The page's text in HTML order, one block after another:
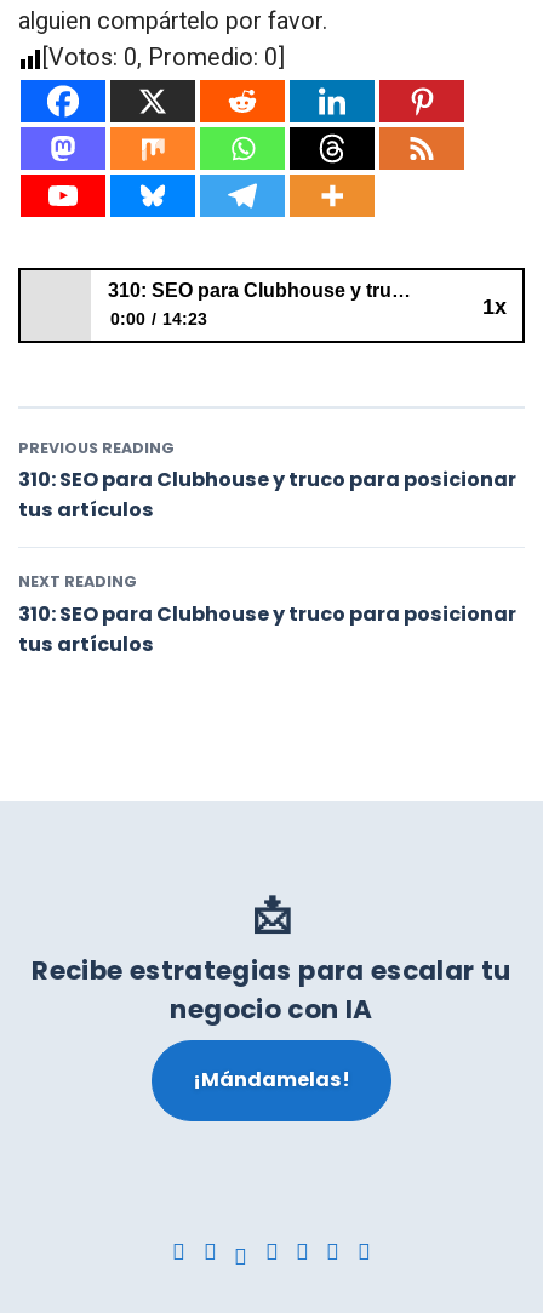
alguien compártelo por favor.
[Votos: 0, Promedio: 0
1x
310: SEO para Clubhouse y truco para posicionar tus artículos
0:00 14:23
PREVIOUS READING
310: SEO para Clubhouse y truco para posicionar
tus artículos
NEXT READING
310: SEO para Clubhouse y truco para posicionar
tus artículos
📩
Recibe estrategias para escalar tu
negocio con IA
¡Mándamelas!